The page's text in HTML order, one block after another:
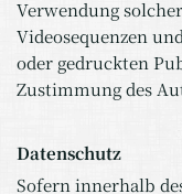
Verwendung
Videosequenzen
oder gedruckten
Zustimmung des
Datenschutz
Sofern innerhalb